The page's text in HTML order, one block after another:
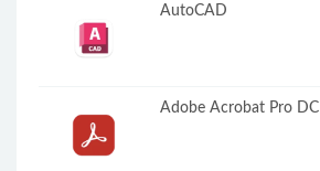
AutoCAD
Adobe Acrobat Pro DC